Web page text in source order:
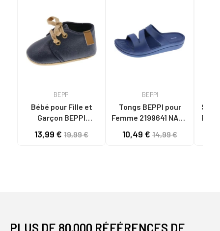
BEPPI
Bébé pour Fille et
Garçon BEPPI
13,99 € 19,99 €
BEPPI
Tongs BEPPI pour
Femme 2199641 NAVY
10,49 € 14,99 €
PLUS DE 80.000 RÉFÉRENCES DE